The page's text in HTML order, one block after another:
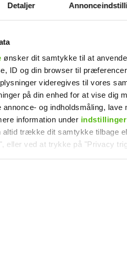
Detaljer
ønsker dit samtykke til at
ID og din browser til
videregives til vores
på din enhed for at vise dig
og indholdsmåling, lave
information under indstillinger
altid trække dit samtykke tilbage
eller ved at trykke på "Privacy
og cookies fra tredjeparter til at
dine præferencer samt til brug
åbner op: Sådan
var det at kysse en
mand